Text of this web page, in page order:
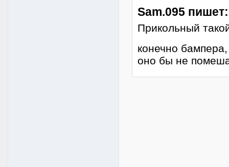
Sam.095 пишет:
Прикольный
конечно
оно бы не